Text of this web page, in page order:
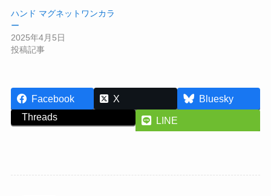
ハンド マグネットワンカラ
ー
2025年4月5日
投稿記事
Facebook X
Bluesky
Threads
LINE